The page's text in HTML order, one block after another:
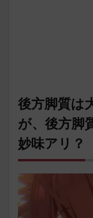
後方脚質は
が、後方脚
妙味アリ？